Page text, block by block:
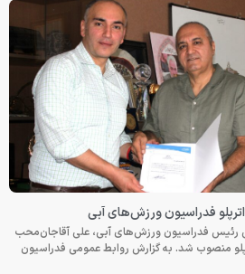
فدراسیون ورزش‌های آبی
فدراسیون ورزش‌های آبی، علی آقاجان‌محب
منصوب شد. به گزارش روابط عمومی فدراسیون